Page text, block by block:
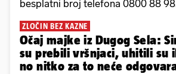
besplatni broj telefona 0800 88
ZLOČIN BEZ KAZNE
Očaj majke iz Dugog Sela:
su prebili vršnjaci, uhitili su
no nitko za to neće